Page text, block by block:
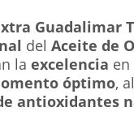
Guadalimar
del Aceite de
la excelencia en
óptimo,
antioxidantes